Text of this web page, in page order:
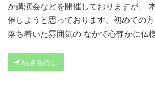
か講演会などを開催しておりますが、
催しようと思っております。初めての方
落ち着いた雰囲気の なかで心静かに仏
続きを読む